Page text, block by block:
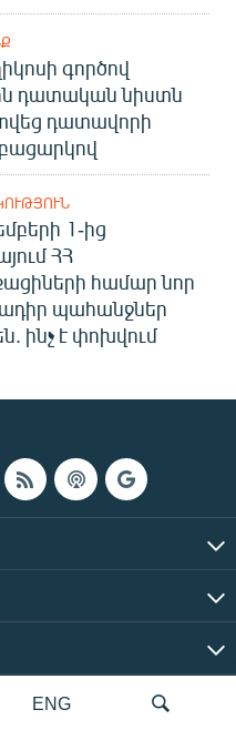
ENG
գործով
դատական նիստն
դատավորի
1-ից
ՀՀ
համար նոր
պահանջներ
ինչ է փոխվում
ռադիոկայան © 2026